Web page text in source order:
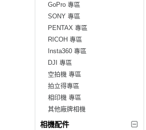
GoPro 專區
SONY 專區
PENTAX 專區
RICOH 專區
Insta360 專區
DJI 專區
空拍機 專區
拍立得專區
相印機 專區
其他廠牌相機
相機配件